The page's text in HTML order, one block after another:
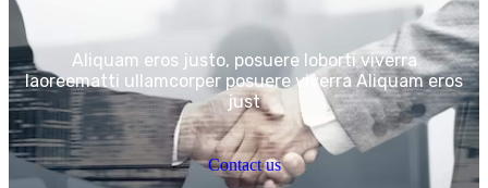
Aliquam eros justo, posuere loborti viverra
laoreematti ullamcorper posuere viverra Aliquam eros
just
Contact us